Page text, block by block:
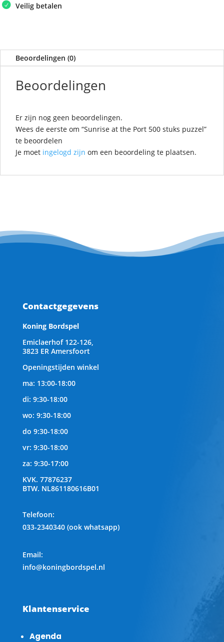
Veilig betalen
Beoordelingen (0)
Beoordelingen
Er zijn nog geen beoordelingen.
Wees de eerste om “Sunrise at the Port 500 stuks puzzel”
te beoordelen
Je moet ingelogd zijn om een beoordeling te plaatsen.
Contactgegevens
Koning Bordspel
Emiclaerhof 122-126,
3823 ER Amersfoort
Openingstijden winkel
ma: 13:00-18:00
di: 9:30-18:00
wo: 9:30-18:00
do 9:30-18:00
vr: 9:30-18:00
za: 9:30-17:00
KVK. 77876237
BTW. NL861180616B01
Telefoon:
033-2340340 (ook whatsapp)
Email:
info@koningbordspel.nl
Klantenservice
Agenda